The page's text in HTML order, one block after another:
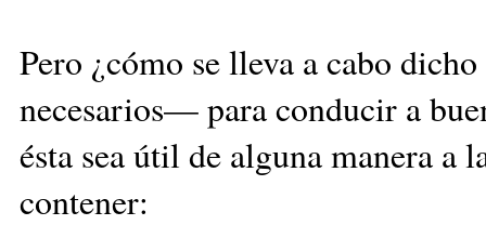
Pero ¿cómo se lleva a cabo
necesarios— para conducir a
ésta sea útil de alguna manera a
contener: